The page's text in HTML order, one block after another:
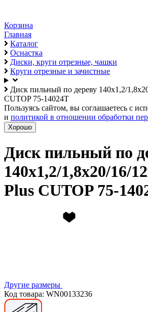
Корзина
Главная
Каталог
Оснастка
Диски, круги отрезные, чашки
Круги отрезные и зачистные
Диск пильный по дереву 140х1,2/
CUTOP 75-14024Т
Пользуясь сайтом, вы соглашаетесь с
и политикой в отношении обработки
Хорошо
Диск пильный по
140х1,2/1,8х20/16/
Plus CUTOP 75-
Другие размеры
Код товара: WN00133236